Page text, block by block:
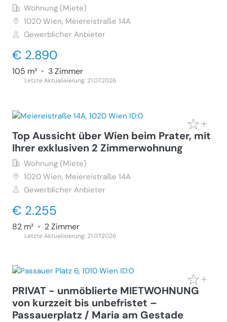
Wohnung (Miete)
1020 Wien, Meiereistraße 14A
Gewerblicher Anbieter
€ 2.890
105 m² • 3 Zimmer
Letzte Aktualisierung: 21.07.2026
Top Aussicht über Wien beim Prater, mit
Ihrer exklusiven 2 Zimmerwohnung
Wohnung (Miete)
1020 Wien, Meiereistraße 14A
Gewerblicher Anbieter
€ 2.255
82 m² • 2 Zimmer
Letzte Aktualisierung: 21.07.2026
PRIVAT - unmöblierte MIETWOHNUNG
von kurzzeit bis unbefristet –
Passauerplatz / Maria am Gestade